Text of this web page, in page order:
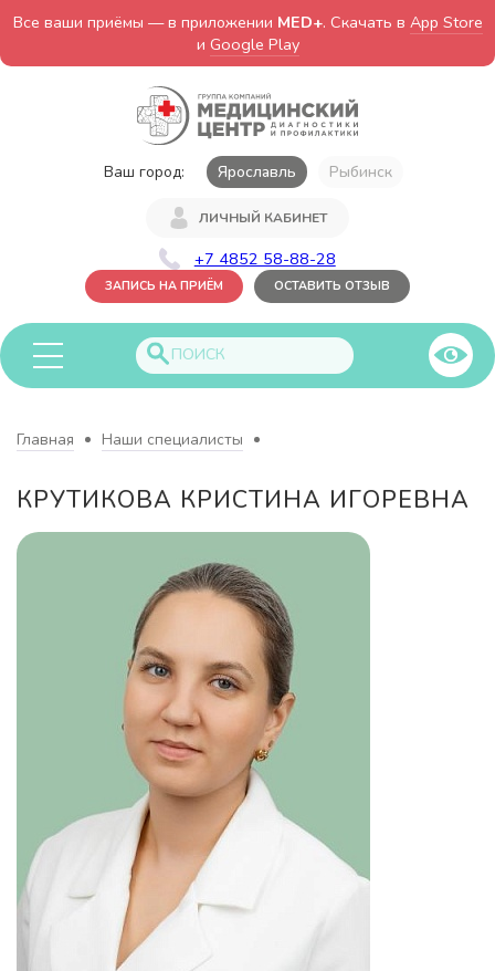
Все ваши приёмы — в приложении MED+. Скачать в App Store
и Google Play
Ваш город: Ярославль Рыбинск
ЛИЧНЫЙ КАБИНЕТ
+7 4852 58-88-28
ЗАПИСЬ НА ПРИЁМ ОСТАВИТЬ ОТЗЫВ
Главная Наши специалисты
КРУТИКОВА КРИСТИНА ИГОРЕВНА